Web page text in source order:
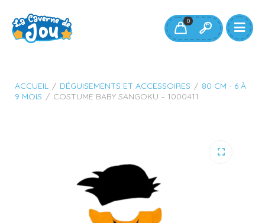
0
ACCUEIL / DÉGUISEMENTS ET ACCESSOIRES / 80 CM - 6 À
9 MOIS / COSTUME BABY SANGOKU – 1000411